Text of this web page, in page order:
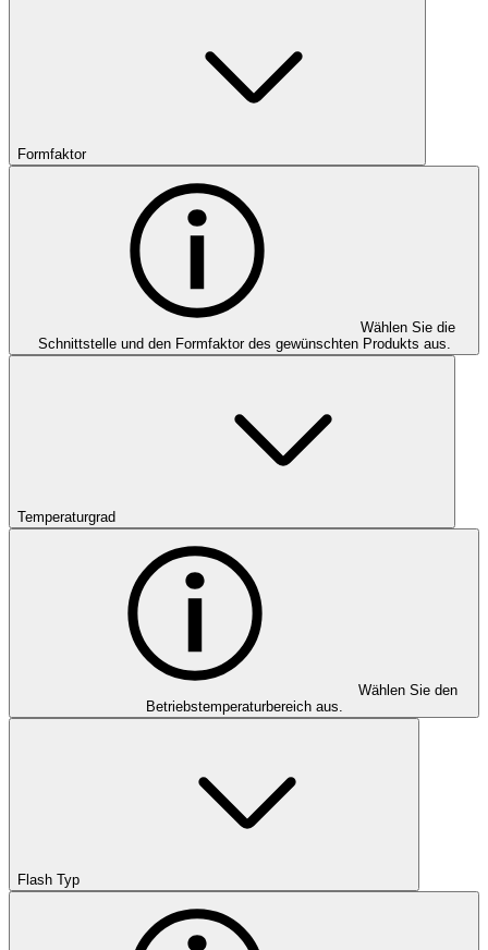
Formfaktor
Wählen Sie die
Schnittstelle und den Formfaktor des gewünschten Produkts aus.
Temperaturgrad
Wählen Sie den
Betriebstemperaturbereich aus.
Flash Typ